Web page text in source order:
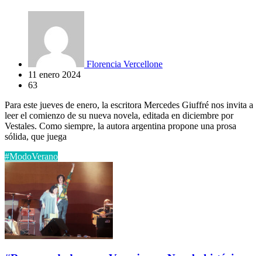
Florencia Vercellone
11 enero 2024
63
Para este jueves de enero, la escritora Mercedes Giuffré nos invita a
leer el comienzo de su nueva novela, editada en diciembre por
Vestales. Como siempre, la autora argentina propone una prosa
sólida, que juega
#ModoVerano